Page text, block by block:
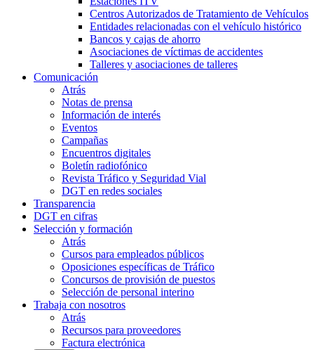
Centros Autorizados de Tratamiento de Vehículos
Entidades relacionadas con el vehículo histórico
Bancos y cajas de ahorro
Asociaciones de víctimas de accidentes
Talleres y asociaciones de talleres
Comunicación
Atrás
Notas de prensa
Información de interés
Eventos
Campañas
Encuentros digitales
Boletín radiofónico
Revista Tráfico y Seguridad Vial
DGT en redes sociales
Transparencia
DGT en cifras
Selección y formación
Atrás
Cursos para empleados públicos
Oposiciones específicas de Tráfico
Concursos de provisión de puestos
Selección de personal interino
Trabaja con nosotros
Atrás
Recursos para proveedores
Factura electrónica